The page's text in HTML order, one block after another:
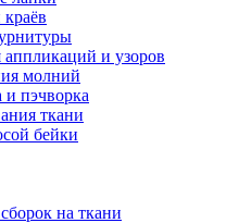
аппликаций и узоров
молний
и пэчворка
ткани
бейки
на ткани